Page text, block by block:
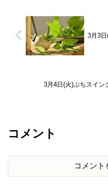
3月3
3月4日(火)ぷちスイン
コメント
コメント